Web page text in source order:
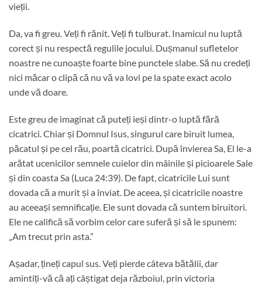
vieții.
Da, va fi greu. Veți fi rănit. Veți fi tulburat. Inamicul nu luptă
corect și nu respectă regulile jocului. Dușmanul sufletelor
noastre ne cunoaște foarte bine punctele slabe. Să nu credeți
nici măcar o clipă că nu vă va lovi pe la spate exact acolo
unde vă doare.
Este greu de imaginat că puteți ieși dintr-o luptă fără
cicatrici. Chiar și Domnul Isus, singurul care biruit lumea,
păcatul și pe cel rău, poartă cicatrici. După învierea Sa, El le-a
arătat ucenicilor semnele cuielor din mâinile și picioarele Sale
și din coasta Sa (Luca 24:39). De fapt, cicatricile Lui sunt
dovada că a murit și a înviat. De aceea, și cicatricile noastre
au aceeași semnificație. Ele sunt dovada că suntem biruitori.
Ele ne califică să vorbim celor care suferă și să le spunem:
„Am trecut prin asta.”
Așadar, țineți capul sus. Veți pierde câteva bătălii, dar
amintiți-vă că ați câștigat deja războiul, prin victoria